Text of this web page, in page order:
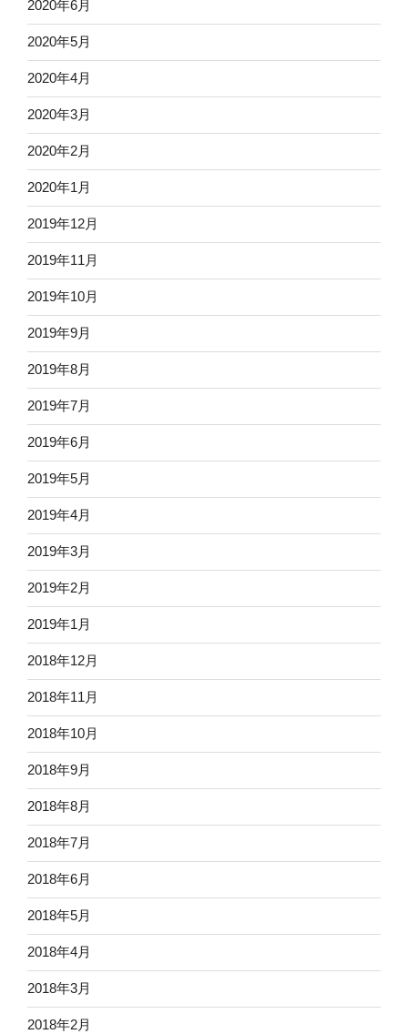
2020年6月
2020年5月
2020年4月
2020年3月
2020年2月
2020年1月
2019年12月
2019年11月
2019年10月
2019年9月
2019年8月
2019年7月
2019年6月
2019年5月
2019年4月
2019年3月
2019年2月
2019年1月
2018年12月
2018年11月
2018年10月
2018年9月
2018年8月
2018年7月
2018年6月
2018年5月
2018年4月
2018年3月
2018年2月